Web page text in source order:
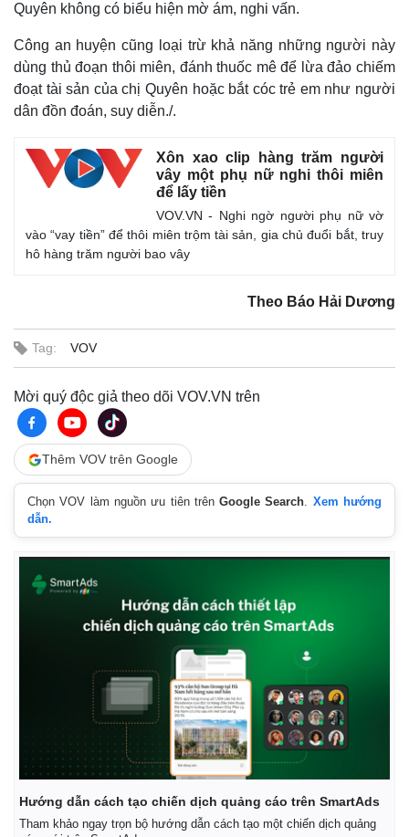
Bất động sản
Thị trường
Giá vàng
Tiêu dùng
Chứng khoán
Giá cà phê
Quyên không có biểu hiện mờ ám, nghi vấn.
Công an huyện cũng loại trừ khả năng những người này
dùng thủ đoạn thôi miên, đánh thuốc mê để lừa đảo chiếm
đoạt tài sản của chị Quyên hoặc bắt cóc trẻ em như người
dân đồn đoán, suy diễn./.
Xôn xao clip hàng trăm người
vây một phụ nữ nghi thôi miên
để lấy tiền
VOV.VN - Nghi ngờ người phụ nữ vờ
vào “vay tiền” để thôi miên trộm tài sản, gia chủ đuổi bắt, truy
hô hàng trăm người bao vây
Theo Báo Hải Dương
Tag: VOV
Mời quý độc giả theo dõi VOV.VN trên
Thêm VOV trên Google
Chọn VOV làm nguồn ưu tiên trênGoogle Search. Xem hướng
dẫn.
Hướng dẫn cách tạo chiến dịch quảng cáo trên SmartAds
Tham khảo ngay trọn bộ hướng dẫn cách tạo một chiến dịch quảng